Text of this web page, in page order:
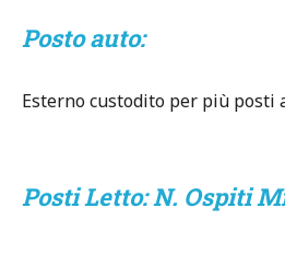
Posto auto:
Esterno custodito per più posti
Posti Letto:N. Ospiti